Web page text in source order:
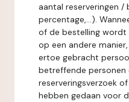
aantal reserveringen /
percentage,...).
of de bestelling wordt
op een andere
ertoe gebracht
betreffende personen
reserveringsverzoek
hebben gedaan voor